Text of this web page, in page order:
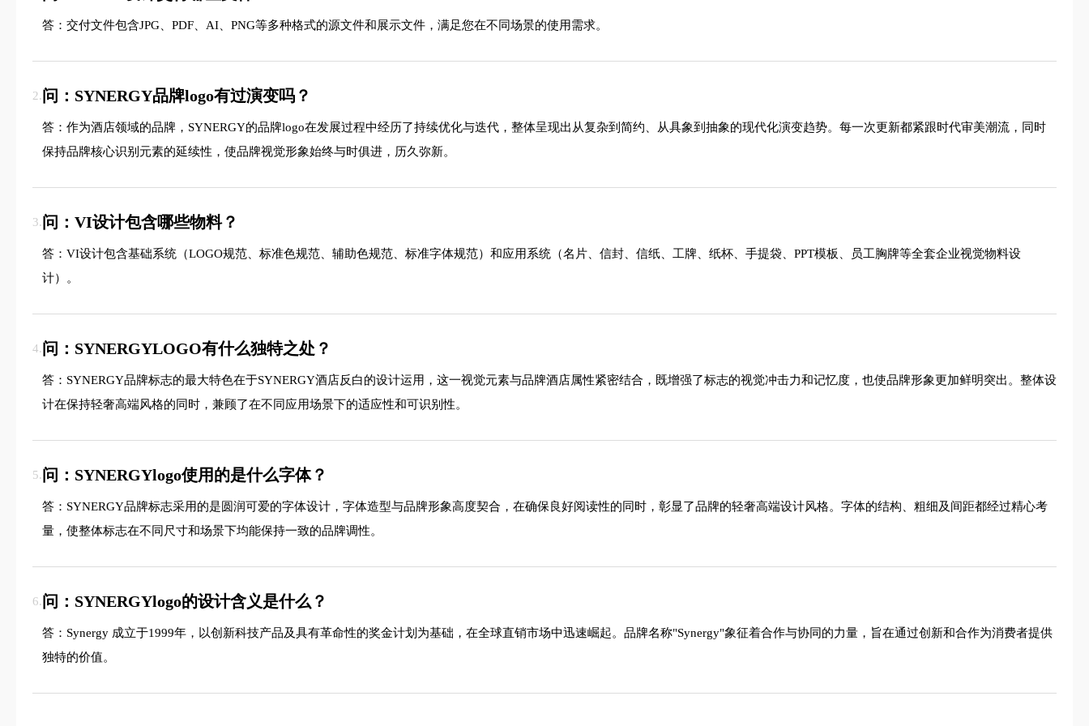
答：交付文件包含JPG、PDF、AI、PNG等多种格式的源文件和展示文件，满足您在不同场景的使用需求。
2.问：SYNERGY品牌logo有过演变吗？
答：作为酒店领域的品牌，SYNERGY的品牌logo在发展过程中经历了持续优化与迭代，整体呈现出从复杂到简约、从具象到抽象的现代化演变趋势。每一次更新都紧跟时代审美潮流，同时
保持品牌核心识别元素的延续性，使品牌视觉形象始终与时俱进，历久弥新。
3.问：VI设计包含哪些物料？
答：VI设计包含基础系统（LOGO规范、标准色规范、辅助色规范、标准字体规范）和应用系统（名片、信封、信纸、工牌、纸杯、手提袋、PPT模板、员工胸牌等全套企业视觉物料设
计）。
4.问：SYNERGYLOGO有什么独特之处？
答：SYNERGY品牌标志的最大特色在于SYNERGY酒店反白的设计运用，这一视觉元素与品牌酒店属性紧密结合，既增强了标志的视觉冲击力和记忆度，也使品牌形象更加鲜明突出。整体设
计在保持轻奢高端风格的同时，兼顾了在不同应用场景下的适应性和可识别性。
5.问：SYNERGYlogo使用的是什么字体？
答：SYNERGY品牌标志采用的是圆润可爱的字体设计，字体造型与品牌形象高度契合，在确保良好阅读性的同时，彰显了品牌的轻奢高端设计风格。字体的结构、粗细及间距都经过精心考
量，使整体标志在不同尺寸和场景下均能保持一致的品牌调性。
6.问：SYNERGYlogo的设计含义是什么？
答：Synergy 成立于1999年，以创新科技产品及具有革命性的奖金计划为基础，在全球直销市场中迅速崛起。品牌名称"Synergy"象征着合作与协同的力量，旨在通过创新和合作为消费者提供
独特的价值。